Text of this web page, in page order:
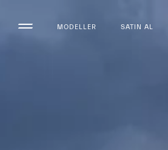
MODELLER SATIN AL